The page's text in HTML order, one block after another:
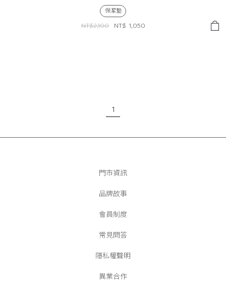
保潔墊
NT$2,100 NT$ 1,050
1
門市資訊
品牌故事
會員制度
常見問答
隱私權聲明
異業合作